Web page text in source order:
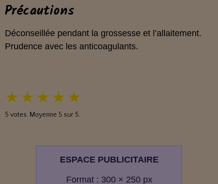
Précautions
Déconseillée pendant la grossesse et l’allaitement.
Prudence avec les anticoagulants.
★ ★ ★ ★ ★
5 votes. Moyenne 5 sur 5.
ESPACE PUBLICITAIRE
Format : 300 × 250 px